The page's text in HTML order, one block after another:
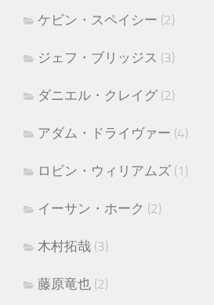
ケビン・スペイシー (2)
ジェフ・ブリッジス (3)
ダニエル・クレイグ (2)
アダム・ドライヴァー (4)
ロビン・ウィリアムズ (1)
イーサン・ホーク (2)
木村拓哉 (3)
藤原竜也 (2)